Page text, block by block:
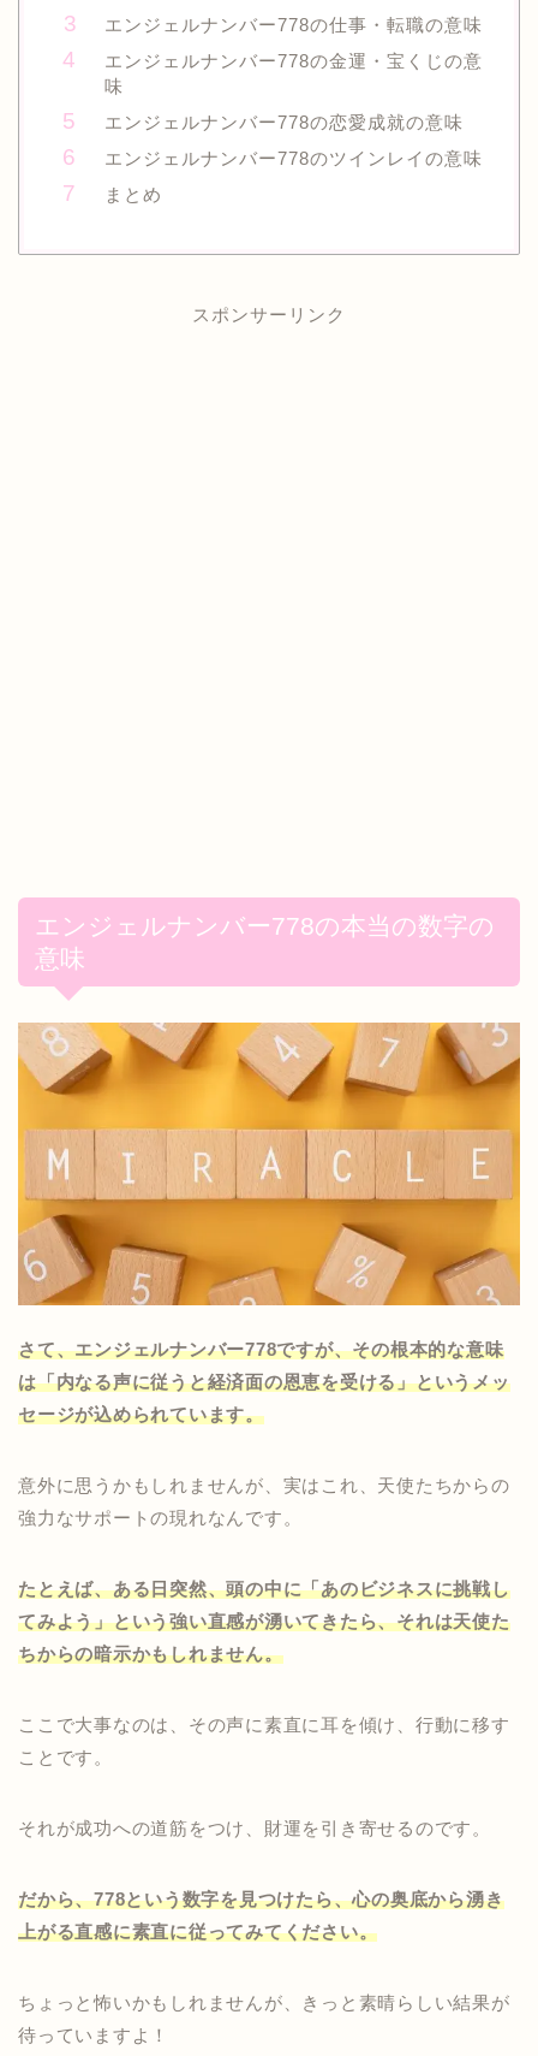
エンジェルナンバー778の仕事・転職の意味
エンジェルナンバー778の金運・宝くじの意
味
エンジェルナンバー778の恋愛成就の意味
エンジェルナンバー778のツインレイの意味
まとめ
スポンサーリンク
エンジェルナンバー778の本当の数字の
意味
さて、エンジェルナンバー778ですが、その根本的な意味
は「内なる声に従うと経済面の恩恵を受ける」というメッ
セージが込められています。
意外に思うかもしれませんが、実はこれ、天使たちからの
強力なサポートの現れなんです。
たとえば、ある日突然、頭の中に「あのビジネスに挑戦し
てみよう」という強い直感が湧いてきたら、それは天使た
ちからの暗示かもしれません。
ここで大事なのは、その声に素直に耳を傾け、行動に移す
ことです。
それが成功への道筋をつけ、財運を引き寄せるのです。
だから、778という数字を見つけたら、心の奥底から湧き
上がる直感に素直に従ってみてください。
ちょっと怖いかもしれませんが、きっと素晴らしい結果が
待っていますよ！